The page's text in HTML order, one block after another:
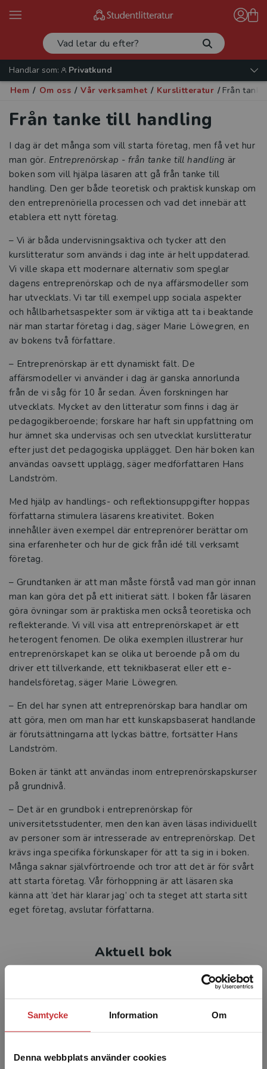
Samtycke Information Om
Denna webbplats använder cookies
Handlar som:
Privatkund
Hem / Om oss / Vår verksamhet / Kurslitteratur / Från
Från tanke till handling
I dag är det många som vill starta företag, men få vet hur
man gör. Entreprenörskap - från tanke till handling är
boken som vill hjälpa läsaren att gå från tanke till
handling. Den ger både teoretisk och praktisk kunskap om
den entreprenöriella processen och vad det innebär att
etablera ett nytt företag.
– Vi är båda undervisningsaktiva och tycker att den
kurslitteratur som används i dag inte är helt uppdaterad.
Vi ville skapa ett modernare alternativ som speglar
dagens entreprenörskap och de nya affärsmodeller som
har utvecklats. Vi tar till exempel upp sociala aspekter
och hållbarhetsaspekter som är viktiga att ta i beaktande
när man startar företag i dag, säger Marie Löwegren, en
av bokens två författare.
– Entreprenörskap är ett dynamiskt fält. De
affärsmodeller vi använder i dag är ganska annorlunda
från de vi såg för 10 år sedan. Även forskningen har
utvecklats. Mycket av den litteratur som finns i dag är
pedagogikberoende; forskare har haft sin uppfattning om
hur ämnet ska undervisas och sen utvecklat kurslitteratur
efter just det pedagogiska upplägget. Den här boken kan
användas oavsett upplägg, säger medförfattaren Hans
Landström.
Med hjälp av handlings- och reflektionsuppgifter hoppas
författarna stimulera läsarens kreativitet. Boken
innehåller även exempel där entreprenörer berättar om
sina erfarenheter och hur de gick från idé till verksamt
företag.
– Grundtanken är att man måste förstå vad man gör innan
man kan göra det på ett initierat sätt. I boken får läsaren
göra övningar som är praktiska men också teoretiska och
reflekterande. Vi vill visa att entreprenörskapet är ett
heterogent fenomen. De olika exemplen illustrerar hur
entreprenörskapet kan se olika ut beroende på om du
driver ett tillverkande, ett teknikbaserat eller ett e-
handelsföretag, säger Marie Löwegren.
– En del har synen att entreprenörskap bara handlar om
att göra, men om man har ett kunskapsbaserat handlande
är förutsättningarna att lyckas bättre, fortsätter Hans
Landström.
Boken är tänkt att användas inom entreprenörskapskurser
på grundnivå.
– Det är en grundbok i entreprenörskap för
universitetsstudenter, men den kan även läsas individuellt
av personer som är intresserade av entreprenörskap. Det
krävs inga specifika förkunskaper för att ta sig in i boken.
Många saknar självförtroende och tror att det är för svårt
att starta företag. Vår förhoppning är att läsaren ska
känna att ’det här klarar jag’ och ta steget att starta sitt
eget företag, avslutar författarna.
Aktuell bok